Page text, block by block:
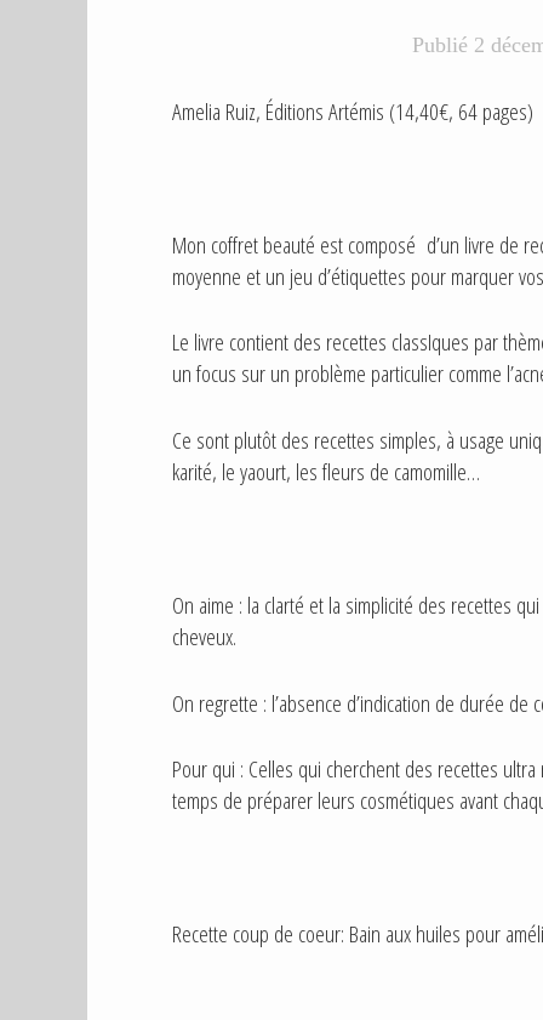
Publié 2
Amelia Ruiz, Éditions Artémis (14,40€, 64 pages)
Mon coffret beauté est composé d’un livre de
moyenne et un jeu d’étiquettes pour marquer
Le livre contient des recettes classIques par
un focus sur un problème particulier comme
Ce sont plutôt des recettes simples, à usage
karité, le yaourt, les fleurs de camomille…
On aime : la clarté et la simplicité des recettes
cheveux.
On regrette : l’absence d’indication de durée
Pour qui : Celles qui cherchent des recettes
temps de préparer leurs cosmétiques avant
Recette coup de coeur: Bain aux huiles pour